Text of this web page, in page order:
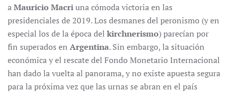
aMauricio Macriuna cómoda victoria en las
presidenciales de 2019. Los desmanes del peronismo (y en
especial los de la época del kirchnerismo) parecían por
fin superados en Argentina. Sin embargo, la situación
económica y el rescate del Fondo Monetario Internacional
han dado la vuelta al panorama, y no existe apuesta segura
para la próxima vez que las urnas se abran en el país